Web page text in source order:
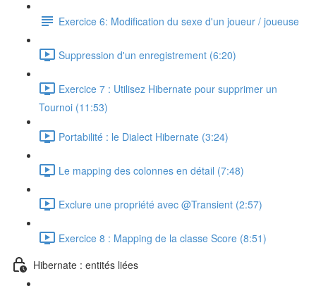
Exercice 6: Modification du sexe d'un joueur / joueuse
Suppression d'un enregistrement (6:20)
Exercice 7 : Utilisez Hibernate pour supprimer un
Tournoi (11:53)
Portabilité : le Dialect Hibernate (3:24)
Le mapping des colonnes en détail (7:48)
Exclure une propriété avec @Transient (2:57)
Exercice 8 : Mapping de la classe Score (8:51)
Hibernate : entités liées